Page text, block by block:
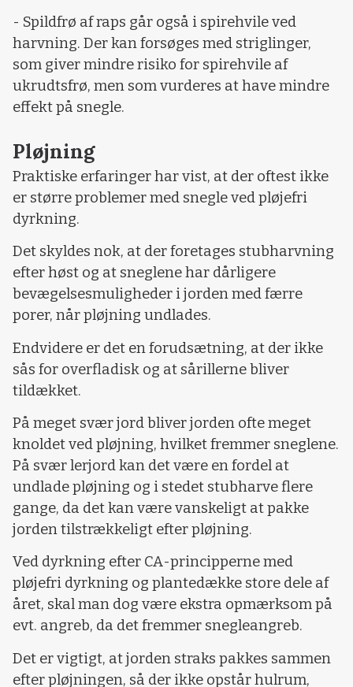
- Spildfrø af raps går også i spirehvile ved
harvning. Der kan forsøges med striglinger,
som giver mindre risiko for spirehvile af
ukrudtsfrø, men som vurderes at have mindre
effekt på snegle.
Pløjning
Praktiske erfaringer har vist, at der oftest ikke
er større problemer med snegle ved pløjefri
dyrkning.
Det skyldes nok, at der foretages stubharvning
efter høst og at sneglene har dårligere
bevægelsesmuligheder i jorden med færre
porer, når pløjning undlades.
Endvidere er det en forudsætning, at der ikke
sås for overfladisk og at sårillerne bliver
tildækket.
På meget svær jord bliver jorden ofte meget
knoldet ved pløjning, hvilket fremmer sneglene.
På svær lerjord kan det være en fordel at
undlade pløjning og i stedet stubharve flere
gange, da det kan være vanskeligt at pakke
jorden tilstrækkeligt efter pløjning.
Ved dyrkning efter CA-principperne med
pløjefri dyrkning og plantedække store dele af
året, skal man dog være ekstra opmærksom på
evt. angreb, da det fremmer snegleangreb.
Det er vigtigt, at jorden straks pakkes sammen
efter pløjningen, så der ikke opstår hulrum,